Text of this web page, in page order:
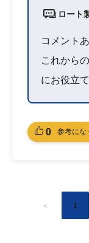
ロート
コメント
これから
にお役立
0 参考にな
＜ 1